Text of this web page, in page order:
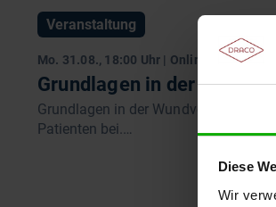
Diese
Wir
Veranstaltung
Mo. 31.08., 18:00 Uhr | Online
Grundlagen in der
Grundlagen in der Wundversorgung,
Patienten bei.…